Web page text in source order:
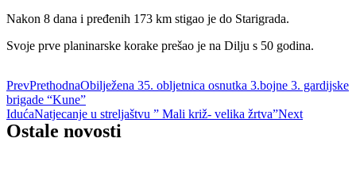
Nakon 8 dana i pređenih 173 km stigao je do Starigrada.
Svoje prve planinarske korake prešao je na Dilju s 50 godina.
PrevPrethodnaObilježena 35. obljetnica osnutka 3.bojne 3. gardijske
brigade “Kune”
IdućaNatjecanje u streljaštvu ” Mali križ- velika žrtva”Next
Ostale novosti